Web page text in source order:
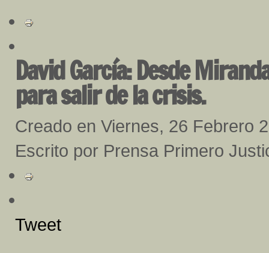
David García: Desde
para salir de la crisis.
Creado en Viernes, 26 Febrero
Escrito por Prensa Primero
Tweet